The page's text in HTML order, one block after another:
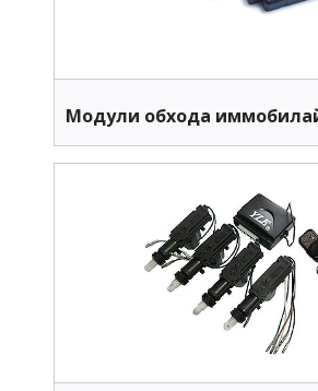
Модули обхода